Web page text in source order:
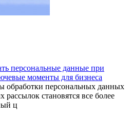
персональные данные при
моменты для бизнеса
обработки персональных данных
становятся все более
ц